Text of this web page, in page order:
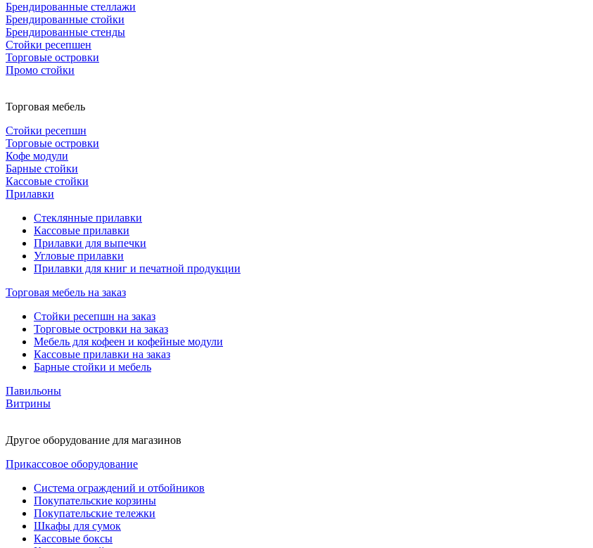
Брендированные стеллажи
Брендированные стойки
Брендированные стенды
Стойки ресепшен
Торговые островки
Промо стойки
Торговая мебель
Стойки ресепшн
Торговые островки
Кофе модули
Барные стойки
Кассовые стойки
Прилавки
Стеклянные прилавки
Кассовые прилавки
Прилавки для выпечки
Угловые прилавки
Прилавки для книг и печатной продукции
Торговая мебель на заказ
Стойки ресепшн на заказ
Торговые островки на заказ
Мебель для кофеен и кофейные модули
Кассовые прилавки на заказ
Барные стойки и мебель
Павильоны
Витрины
Другое оборудование для магазинов
Прикассовое оборудование
Система ограждений и отбойников
Покупательские корзины
Покупательские тележки
Шкафы для сумок
Кассовые боксы